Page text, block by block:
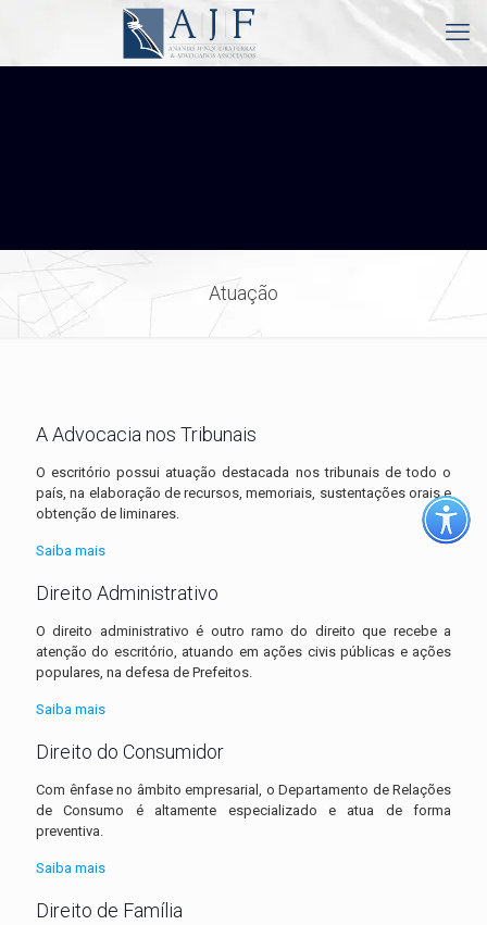
Atuação
A Advocacia nos Tribunais
O escritório possui atuação destacada nos tribunais de todo o
país, na elaboração de recursos, memoriais, sustentações orais e
obtenção de liminares.
Saiba mais
Direito Administrativo
O direito administrativo é outro ramo do direito que recebe a
atenção do escritório, atuando em ações civis públicas e ações
populares, na defesa de Prefeitos.
Saiba mais
Direito do Consumidor
Com ênfase no âmbito empresarial, o Departamento de Relações
de Consumo é altamente especializado e atua de forma
preventiva.
Saiba mais
Direito de Família